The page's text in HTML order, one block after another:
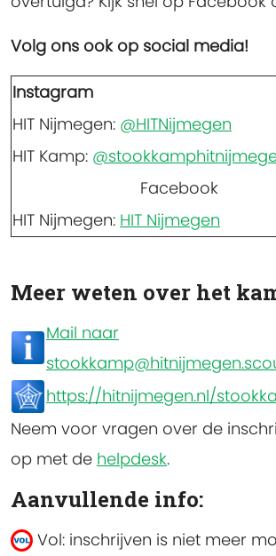
Volg ons ook op social media!
Instagram
HIT Nijmegen: @HITNijmegen
HIT Kamp:
Facebook
HIT Nijmegen: HIT Nijmegen
Meer weten over het
Mail naar
https://hitnijmegen.nl/
Neem voor vragen over de
op met de helpdesk.
Aanvullende info:
Vol: inschrijven is niet meer